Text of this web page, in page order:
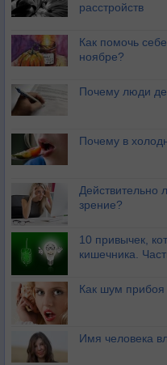
расстройств
Как помочь
ноябре?
Почему люди
Почему в
Действительно
зрение?
10 привычек,
кишечника.
Как шум прибоя
Имя человека